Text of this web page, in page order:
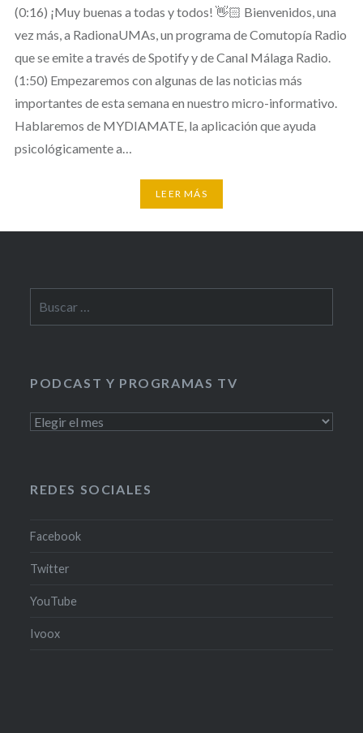
(0:16) ¡Muy buenas a todas y todos! 👋🏻 Bienvenidos, una
vez más, a RadionaUMAs, un programa de Comutopía Radio
que se emite a través de Spotify y de Canal Málaga Radio.
(1:50) Empezaremos con algunas de las noticias más
importantes de esta semana en nuestro micro-informativo.
Hablaremos de MYDIAMATE, la aplicación que ayuda
psicológicamente a…
LEER MÁS
PODCAST Y PROGRAMAS TV
PODCAST
REDES SOCIALES
Facebook
Twitter
YouTube
Ivoox